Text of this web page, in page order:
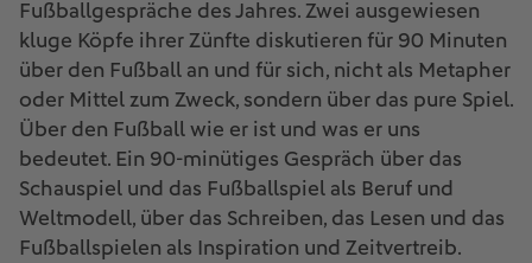
Fußballgespräche des Jahres. Zwei ausgewiesen
kluge Köpfe ihrer Zünfte diskutieren für 90 Minuten
über den Fußball an und für sich, nicht als Metapher
oder Mittel zum Zweck, sondern über das pure Spiel.
Über den Fußball wie er ist und was er uns
bedeutet. Ein 90-minütiges Gespräch über das
Schauspiel und das Fußballspiel als Beruf und
Weltmodell, über das Schreiben, das Lesen und das
Fußballspielen als Inspiration und Zeitvertreib.